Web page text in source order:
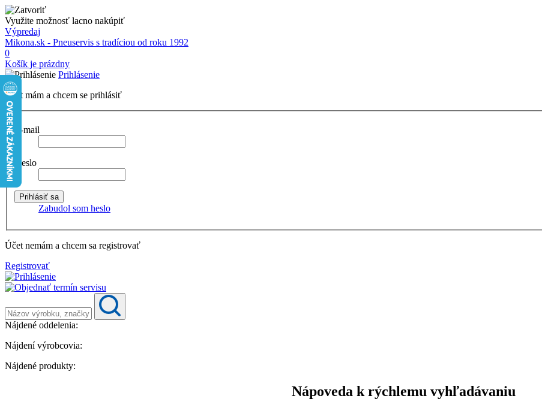
Využite možnosť lacno nakúpiť
Výpredaj
Mikona.sk - Pneuservis s tradíciou od roku 1992
0
Košík je prázdny
Prihlásenie
Účet mám a chcem se prihlásiť
E-mail
Heslo
Zabudol som heslo
Účet nemám a chcem sa registrovať
Registrovať
Nájdené oddelenia:
Nájdení výrobcovia:
Nájdené produkty:
Nápoveda k rýchlemu vyhľadávaniu